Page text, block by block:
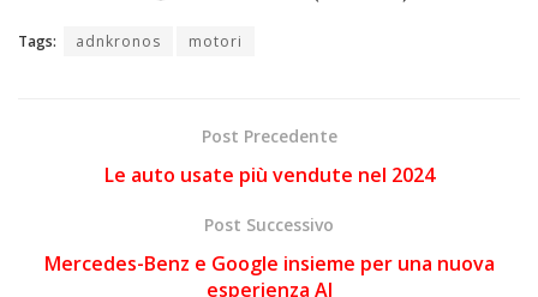
Tags: adnkronos motori
Post Precedente
Le auto usate più vendute nel 2024
Post Successivo
Mercedes-Benz e Google insieme per una nuova
esperienza AI